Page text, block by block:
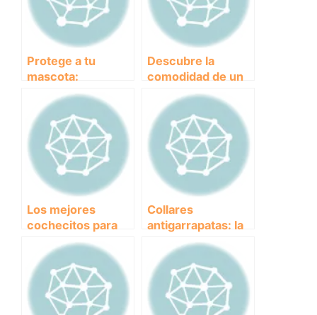
Protege a tu
mascota:
Descubre los
mejores collares
antiparasitarios del
mercado
Descubre la
comodidad de un
parque para
perros plegable: la
solución perfecta
para viajes y
paseos
Los mejores
cochecitos para
perros: comodidad
y seguridad en tus
paseos juntos
Collares
antigarrapatas: la
solución efectiva y
segura para
proteger a tu
mascota